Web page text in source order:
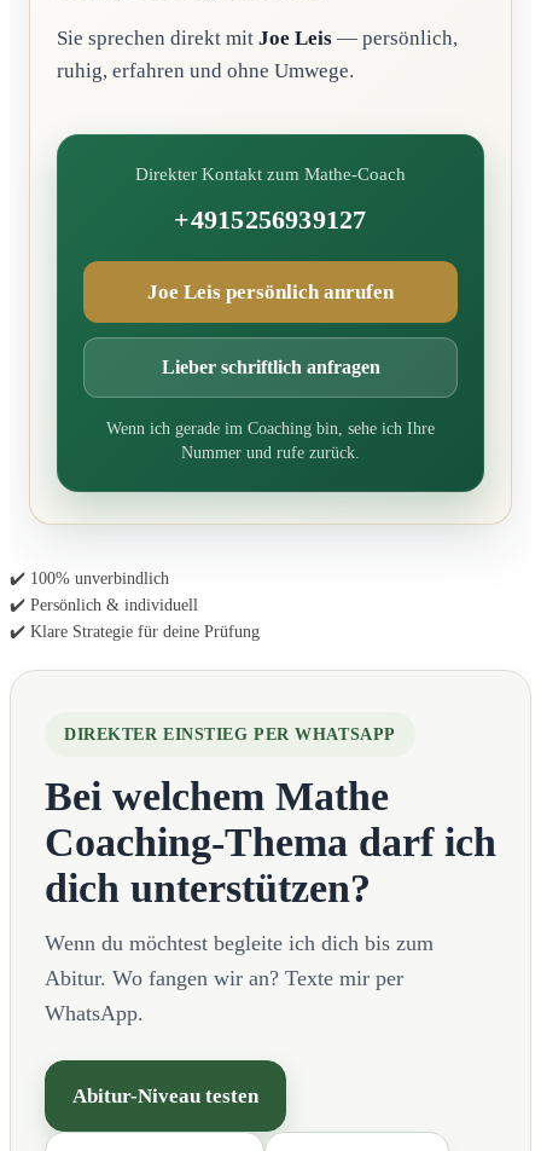
Sie sprechen direkt mit Joe Leis — persönlich,
ruhig, erfahren und ohne Umwege.
Direkter Kontakt zum Mathe-Coach
+4915256939127
Joe Leis persönlich anrufen
Lieber schriftlich anfragen
Wenn ich gerade im Coaching bin, sehe ich Ihre
Nummer und rufe zurück.
✔️ 100% unverbindlich
✔️ Persönlich & individuell
✔️ Klare Strategie für deine Prüfung
DIREKTER EINSTIEG PER WHATSAPP
Bei welchem Mathe
Coaching-Thema darf ich
dich unterstützen?
Wenn du möchtest begleite ich dich bis zum
Abitur. Wo fangen wir an? Texte mir per
WhatsApp.
Abitur-Niveau testen